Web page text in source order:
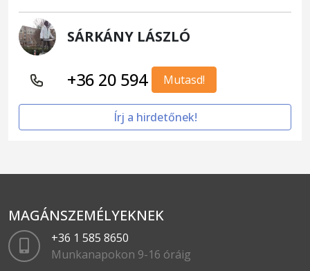
SÁRKÁNY LÁSZLÓ
+36 20 594 Mutasd!
Írj a hirdetőnek!
MAGÁNSZEMÉLYEKNEK
+36 1 585 8650
Munkanapokon 9-16 óráig